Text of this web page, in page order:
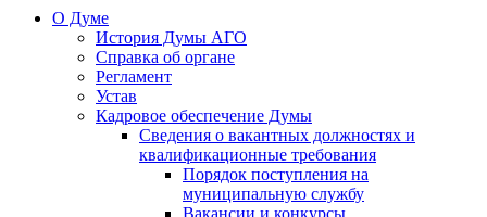
О Думе
История Думы АГО
Справка об органе
Регламент
Устав
Кадровое обеспечение Думы
Сведения о вакантных должностях и
квалификационные требования
Порядок поступления на
муниципальную службу
Вакансии и конкурсы